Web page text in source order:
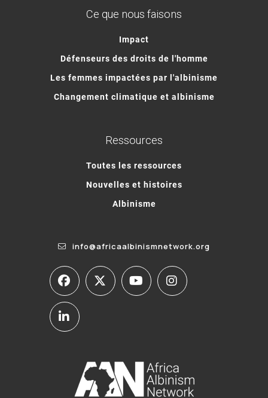
Ce que nous faisons
Impact
Défenseurs des droits de l'homme
Les femmes impactées par l'albinisme
Changement climatique et albinisme
Ressources
Toutes les ressources
Nouvelles et histoires
Albinisme
info@africaalbinismnetwork.org